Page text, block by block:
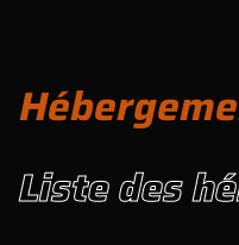
Liste des